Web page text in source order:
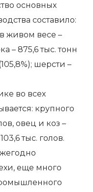
основных
составило:
живом весе –
– 875,6 тыс. тонн
шерсти –
во всех
крупного
овец и коз –
тыс. голов.
еще много